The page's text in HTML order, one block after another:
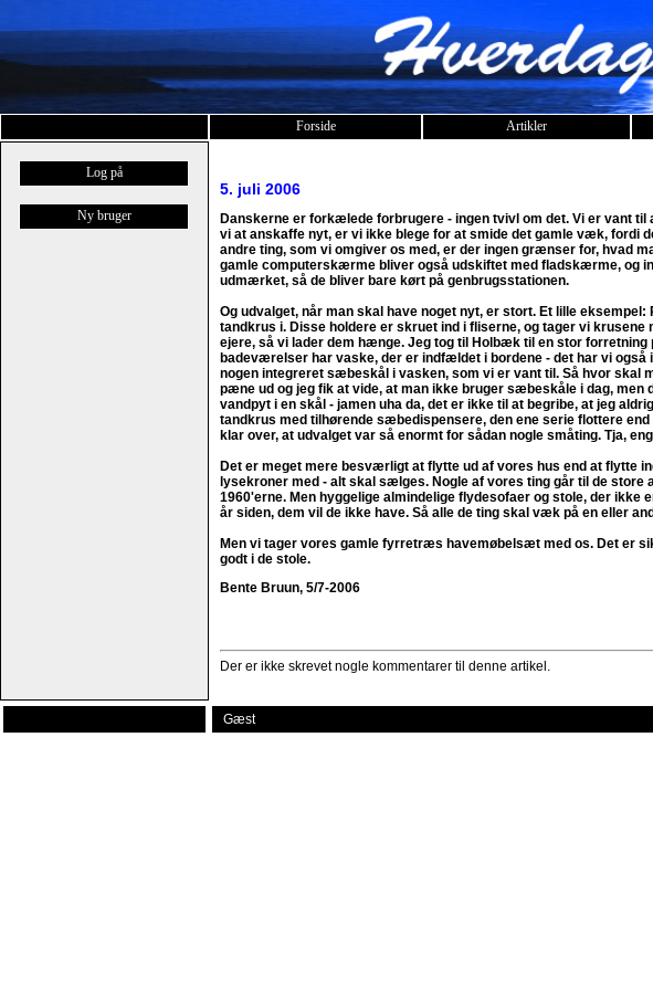
Log på
Ny bruger
Forside Artikler
5. juli 2006
Danskerne er forkælede forbrugere - ingen tvivl om det. Vi er vant
vi at anskaffe nyt, er vi ikke blege for at smide det gamle væk, fordi
andre ting, som vi omgiver os med, er der ingen grænser for, hvad
gamle computerskærme bliver også udskiftet med fladskærme, og
udmærket, så de bliver bare kørt på genbrugsstationen.
Og udvalget, når man skal have noget nyt, er stort. Et lille
tandkrus i. Disse holdere er skruet ind i fliserne, og tager vi
ejere, så vi lader dem hænge. Jeg tog til Holbæk til en stor
badeværelser har vaske, der er indfældet i bordene - det har vi
nogen integreret sæbeskål i vasken, som vi er vant til. Så hvor
pæne ud og jeg fik at vide, at man ikke bruger sæbeskåle i dag,
vandpyt i en skål - jamen uha da, det er ikke til at begribe, at jeg
tandkrus med tilhørende sæbedispensere, den ene serie flottere
klar over, at udvalget var så enormt for sådan nogle småting. Tja,
Det er meget mere besværligt at flytte ud af vores hus end at flytte
lysekroner med - alt skal sælges. Nogle af vores ting går til de
1960'erne. Men hyggelige almindelige flydesofaer og stole, der
år siden, dem vil de ikke have. Så alle de ting skal væk på en eller
Men vi tager vores gamle fyrretræs havemøbelsæt med os. Det er
godt i de stole.
Bente Bruun, 5/7-2006
Der er ikke skrevet nogle kommentarer til denne artikel.
Gæst